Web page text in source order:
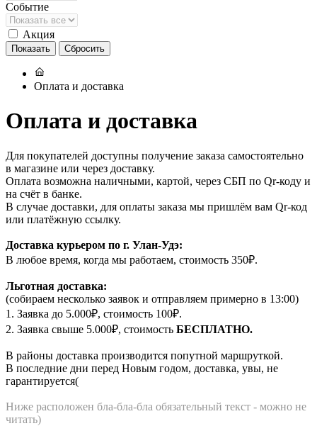
Событие
Акция
Оплата и доставка
Оплата и доставка
Для покупателей доступны получение заказа самостоятельно
в магазине или через доставку.
Оплата возможна наличными, картой, через СБП по Qr-коду и
на счёт в банке.
В случае доставки, для оплаты заказа мы пришлём вам Qr-код
или платёжную ссылку.
Доставка курьером по г. Улан-Удэ:
В любое время, когда мы работаем, стоимость 350₽.
Льготная доставка:
(собираем несколько заявок и отправляем примерно в 13:00)
1. Заявка до 5.000₽, стоимость 100₽.
2. Заявка свыше 5.000₽, стоимость БЕСПЛАТНО.
В районы доставка производится попутной маршруткой.
В последние дни перед Новым годом, доставка, увы, не
гарантируется(
Ниже расположен бла-бла-бла обязательный текст - можно не
читать)